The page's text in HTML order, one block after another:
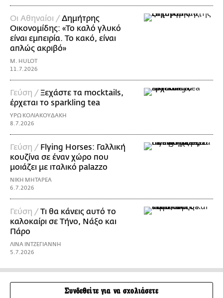
Οι Αθηναίοι /Δημήτρης
Οικονομίδης: «Το καλό γλυκό
είναι εμπειρία. Το κακό, είναι
απλώς ακριβό»
M. HULOT
11.7.2026
Γεύση /Ξεχάστε τα mocktails,
έρχεται το sparkling tea
ΥΡΩ ΚΟΛΙΑΚΟΥΔΑΚΗ
8.7.2026
Γεύση / Flying Horses: Γαλλική
κουζίνα σε έναν χώρο που
μοιάζει με ιταλικό palazzo
ΝΙΚΗ ΜΗΤΑΡΕΑ
6.7.2026
Γεύση /Τι θα κάνεις αυτό το
καλοκαίρι σε Τήνο, Νάξο και
Πάρο
ΛΙΝΑ ΙΝΤΖΕΓΙΑΝΝΗ
5.7.2026
Συνδεθείτε για να σχολιάσετε